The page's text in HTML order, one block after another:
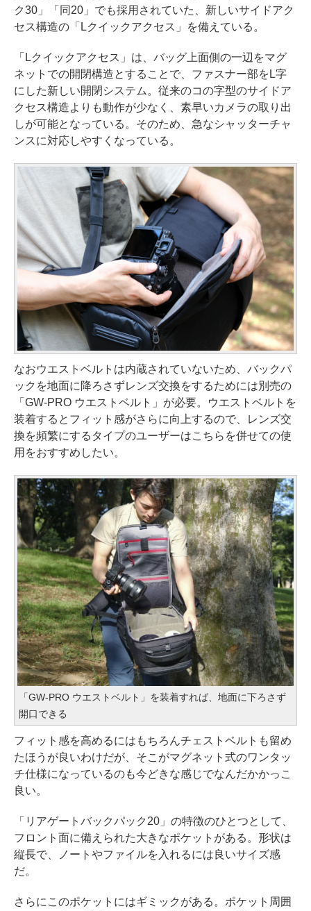
ク30」「同20」でも採用されていた、新しいサイドアク
セス構造の「Lクイックアクセス」を備えている。
「Lクイックアクセス」は、バッグ上面側の一辺をマグ
ネットでの開閉構造とすることで、ファスナー部をL字
にした新しい開閉システム。従来のコの字型のサイドア
クセス構造よりも動作が少なく、素早いカメラの取り出
しが可能となっている。そのため、急なシャッターチャ
ンスに対応しやすくなっている。
なおウエストベルトは内蔵されていないため、バックパ
ックを地面に降ろさずレンズ交換をするためには別売の
「GW-PRO ウエストベルト」が必要。ウエストベルトを
装着するとフィット感がさらに向上するので、レンズ交
換を頻繁にするタイプのユーザーはこちらを併せての使
用をおすすめしたい。
「GW-PRO ウエストベルト」を装着すれば、地面に下ろさず
開口できる
フィット感を高めるにはもちろんチェストベルトも留め
たほうが良いわけだが、そこがマグネット式のワンタッ
チ仕様になっているのも今どきな感じでなんだかかっこ
良い。
「リアゲートバックパック20」の特徴のひとつとして、
フロント面に備えられた大きなポケットがある。形状は
縦長で、ノートやファイルを入れるには良いサイズ感
だ。
さらにこのポケットにはギミックがある。ポケット周囲